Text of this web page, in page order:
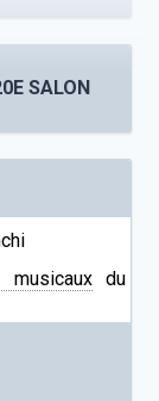
SALON
musicauxdu